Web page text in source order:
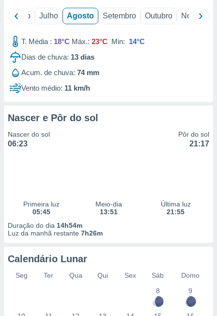
Junho Julho Agosto Setembro Outubro Novembro
T. Média : 18°C Máx.: 23°C Min: 14°C
Dias de chuva: 13 dias
Acum. de chuva: 74 mm
Vento médio: 11 km/h
Nascer e Pôr do sol
Nascer do sol
06:23
Pôr do sol
21:17
Primeira luz
05:45
Meio-dia
13:51
Última luz
21:55
Duração do dia 14h54m
Luz da manhã restante 7h26m
Calendário Lunar
Seg Ter Qua Qui Sex Sáb
Domo
8
9